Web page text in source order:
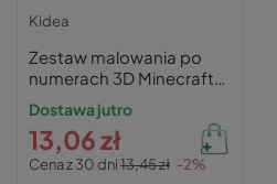
Kidea
Zestaw malowania po
numerach 3D Minecraft
Smok Świnka – Kidea
Dostawa jutro
Cena z 30 dni13,45 zł -2%
13,06 zł